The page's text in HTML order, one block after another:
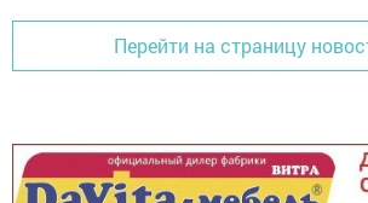
Перейти на страницу